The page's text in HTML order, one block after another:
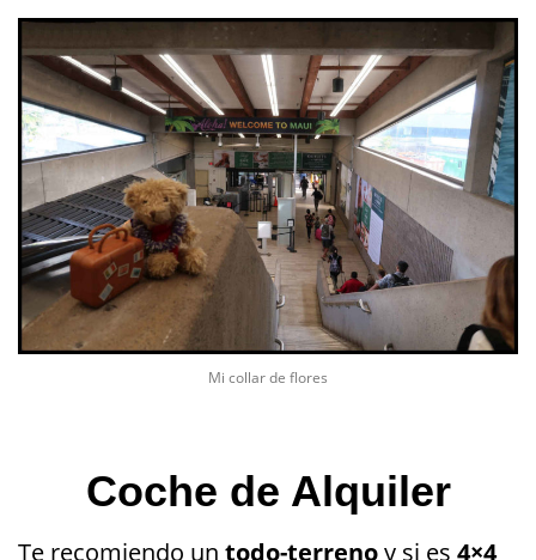
Mi collar de flores
Coche de Alquiler
Te recomiendo un todo-terrenoy si es 4×4